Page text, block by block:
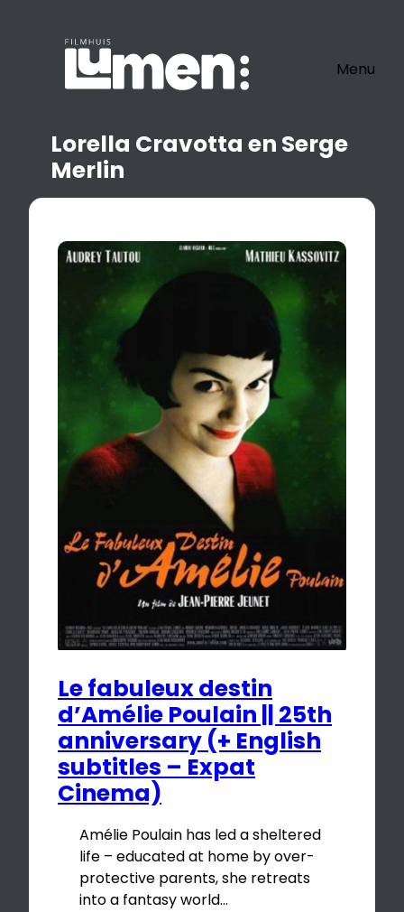
Menu
Lorella Cravotta en Serge
Merlin
Le fabuleux destin
d’Amélie Poulain || 25th
anniversary (+ English
subtitles – Expat
Cinema)
Amélie Poulain has led a sheltered
life – educated at home by over-
protective parents, she retreats
into a fantasy world…